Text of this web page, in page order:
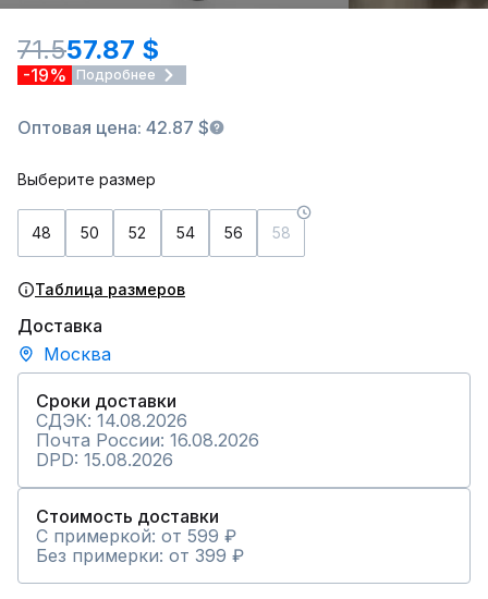
71.557.87 $
-19% Подробнее
Оптовая цена: 42.87 $
Выберите размер
48 50 52 54 56 58
Таблица размеров
Доставка
Москва
Сроки доставки
СДЭК: 14.08.2026
Почта России: 16.08.2026
DPD: 15.08.2026
Стоимость доставки
С примеркой: от 599 ₽
Без примерки: от 399 ₽